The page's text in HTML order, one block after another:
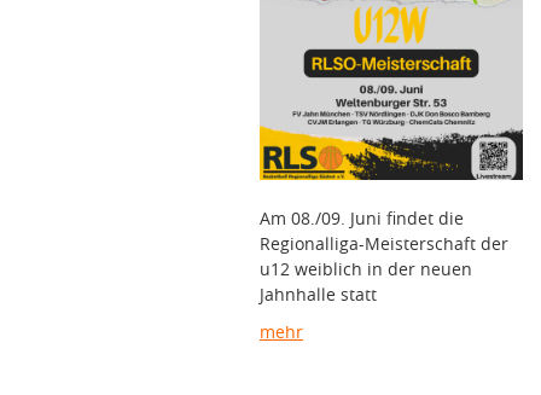
Am 08./09. Juni findet die
Regionalliga-Meisterschaft der
u12 weiblich in der neuen
Jahnhalle statt
mehr